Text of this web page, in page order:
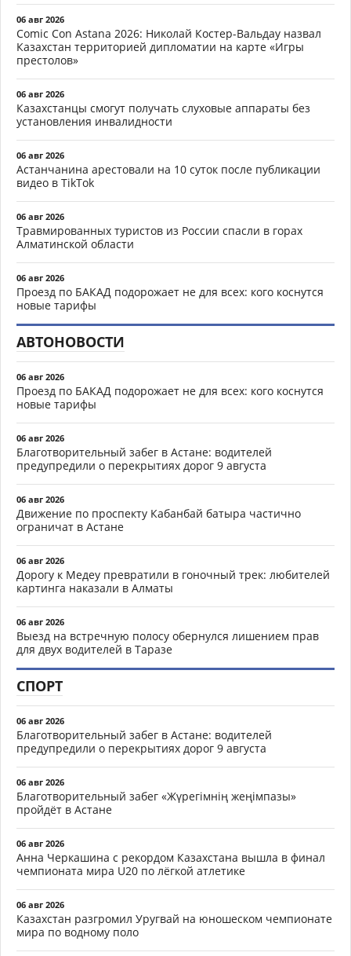
06 авг 2026
Comic Con Astana 2026: Николай Костер-Вальдау назвал
Казахстан территорией дипломатии на карте «Игры
престолов»
06 авг 2026
Казахстанцы смогут получать слуховые аппараты без
установления инвалидности
06 авг 2026
Астанчанина арестовали на 10 суток после публикации
видео в TikTok
06 авг 2026
Травмированных туристов из России спасли в горах
Алматинской области
06 авг 2026
Проезд по БАКАД подорожает не для всех: кого коснутся
новые тарифы
АВТОНОВОСТИ
06 авг 2026
Проезд по БАКАД подорожает не для всех: кого коснутся
новые тарифы
06 авг 2026
Благотворительный забег в Астане: водителей
предупредили о перекрытиях дорог 9 августа
06 авг 2026
Движение по проспекту Кабанбай батыра частично
ограничат в Астане
06 авг 2026
Дорогу к Медеу превратили в гоночный трек: любителей
картинга наказали в Алматы
06 авг 2026
Выезд на встречную полосу обернулся лишением прав
для двух водителей в Таразе
СПОРТ
06 авг 2026
Благотворительный забег в Астане: водителей
предупредили о перекрытиях дорог 9 августа
06 авг 2026
Благотворительный забег «Жүрегімнің жеңімпазы»
пройдёт в Астане
06 авг 2026
Анна Черкашина с рекордом Казахстана вышла в финал
чемпионата мира U20 по лёгкой атлетике
06 авг 2026
Казахстан разгромил Уругвай на юношеском чемпионате
мира по водному поло